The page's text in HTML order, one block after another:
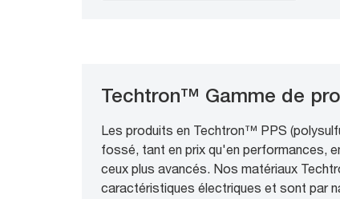
Techtron™ Gamme de
Les produits en Techtron™ PPS
fossé, tant en prix qu'en performances,
ceux plus avancés. Nos matériaux
caractéristiques électriques et sont par